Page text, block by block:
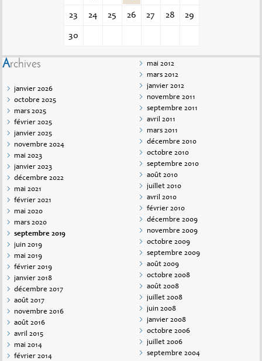
23 24 25 26 27 28 29
30
Archives
janvier 2026
octobre 2025
mars 2025
février 2025
janvier 2025
novembre 2024
mai 2023
janvier 2023
décembre 2022
mai 2021
février 2021
mai 2020
mars 2020
septembre 2019
juin 2019
mai 2019
février 2019
janvier 2018
décembre 2017
août 2017
novembre 2016
août 2016
avril 2015
mai 2014
février 2014
mai 2012
mars 2012
janvier 2012
novembre 2011
septembre 2011
avril 2011
mars 2011
décembre 2010
octobre 2010
septembre 2010
août 2010
juillet 2010
avril 2010
février 2010
décembre 2009
novembre 2009
octobre 2009
septembre 2009
août 2009
octobre 2008
août 2008
juillet 2008
juin 2008
janvier 2008
octobre 2006
juillet 2006
septembre 2004